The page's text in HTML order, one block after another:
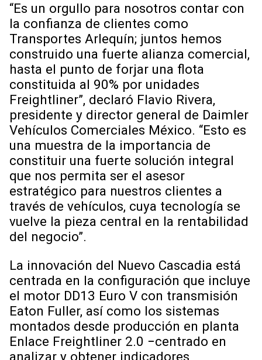
“Es un orgullo para nosotros contar con
la confianza de clientes como
Transportes Arlequín; juntos hemos
construido una fuerte alianza comercial,
hasta el punto de forjar una flota
constituida al 90% por unidades
Freightliner”, declaró Flavio Rivera,
presidente y director general de Daimler
Vehículos Comerciales México. “Esto es
una muestra de la importancia de
constituir una fuerte solución integral
que nos permita ser el asesor
estratégico para nuestros clientes a
través de vehículos, cuya tecnología se
vuelve la pieza central en la rentabilidad
del negocio”.
La innovación del Nuevo Cascadia está
centrada en la configuración que incluye
el motor DD13 Euro V con transmisión
Eaton Fuller, así como los sistemas
montados desde producción en planta
Enlace Freightliner 2.0 −centrado en
analizar y obtener indicadores